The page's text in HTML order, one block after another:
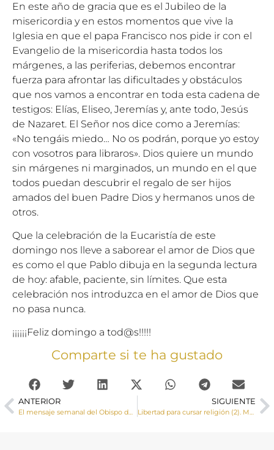
En este año de gracia que es el Jubileo de la
misericordia y en estos momentos que vive la
Iglesia en que el papa Francisco nos pide ir con el
Evangelio de la misericordia hasta todos los
márgenes, a las periferias, debemos encontrar
fuerza para afrontar las dificultades y obstáculos
que nos vamos a encontrar en toda esta cadena de
testigos: Elías, Eliseo, Jeremías y, ante todo, Jesús
de Nazaret. El Señor nos dice como a Jeremías:
«No tengáis miedo… No os podrán, porque yo estoy
con vosotros para libraros». Dios quiere un mundo
sin márgenes ni marginados, un mundo en el que
todos puedan descubrir el regalo de ser hijos
amados del buen Padre Dios y hermanos unos de
otros.
Que la celebración de la Eucaristía de este
domingo nos lleve a saborear el amor de Dios que
es como el que Pablo dibuja en la segunda lectura
de hoy: afable, paciente, sin límites. Que esta
celebración nos introduzca en el amor de Dios que
no pasa nunca.
¡¡¡¡¡¡Feliz domingo a tod@s!!!!!
Comparte si te ha gustado
ANTERIOR
El mensaje semanal del Obispo de Cuenca. 1 de Febrero de 2019
SIGUIENTE
Libertad para cursar religión (2). Más que un derecho, una necesidad